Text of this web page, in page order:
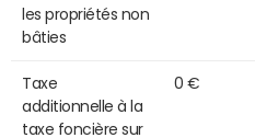
les propriétés non
bâties
Taxe
additionnelle à la
taxe foncière sur
0 €